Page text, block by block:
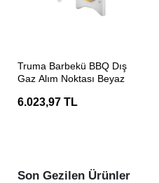
Truma Barbekü BBQ Dış
Gaz Alım Noktası Beyaz
6.023,97 TL
Son Gezilen Ürünler